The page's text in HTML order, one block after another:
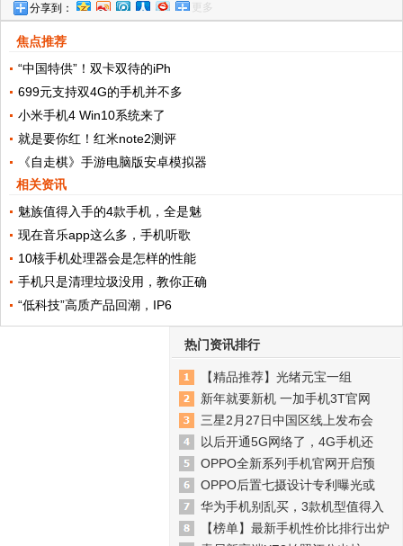
分享到： 更多
焦点推荐
“中国特供”！双卡双待的iPh
699元支持双4G的手机并不多
小米手机4 Win10系统来了
就是要你红！红米note2测评
《自走棋》手游电脑版安卓模拟器
相关资讯
魅族值得入手的4款手机，全是魅
现在音乐app这么多，手机听歌
10核手机处理器会是怎样的性能
手机只是清理垃圾没用，教你正确
“低科技”高质产品回潮，IP6
热门资讯排行
【精品推荐】光绪元宝一组
新年就要新机 一加手机3T官网
三星2月27日中国区线上发布会
以后开通5G网络了，4G手机还
OPPO全新系列手机官网开启预
OPPO后置七摄设计专利曝光或
华为手机别乱买，3款机型值得入
【榜单】最新手机性价比排行出炉